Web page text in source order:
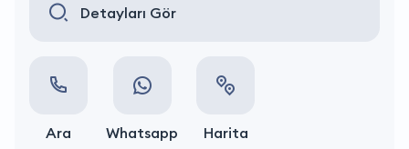
Detayları Gör
Ara Whatsapp Harita